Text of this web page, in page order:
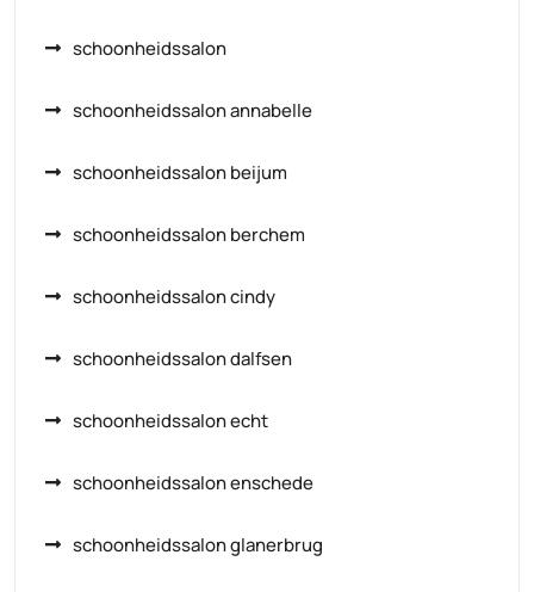
schoonheidssalon
schoonheidssalon annabelle
schoonheidssalon beijum
schoonheidssalon berchem
schoonheidssalon cindy
schoonheidssalon dalfsen
schoonheidssalon echt
schoonheidssalon enschede
schoonheidssalon glanerbrug